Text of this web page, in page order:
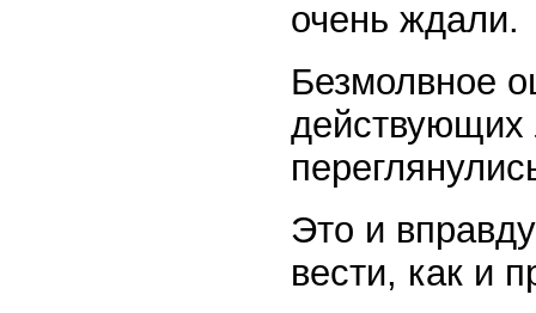
очень ждали.
Безмолвное
действующих
Это и
вести, как и